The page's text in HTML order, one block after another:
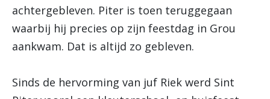
achtergebleven. Piter is toen teruggegaan
waarbij hij precies op zijn feestdag in Grou
aankwam. Dat is altijd zo gebleven.
Sinds de hervorming van juf Riek werd Sint